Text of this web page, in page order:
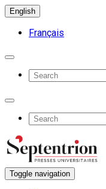
English
Français
Toggle navigation